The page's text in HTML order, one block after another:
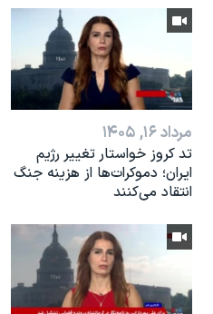
صلح
مرداد ۱۶, ۱۴۰۵
تد کروز خواستار تغییر رژیم
ایران؛ دموکرات‌ها از هزینه جنگ
انتقاد می‌کنند